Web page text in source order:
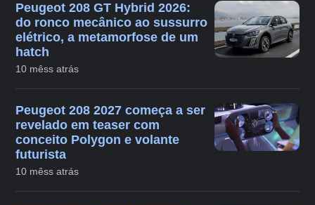
Peugeot 208 GT Hybrid 2026:
do ronco mecânico ao sussurro
elétrico, a metamorfose de um
hatch
10 mêss atrás
Peugeot 208 2027 começa a ser
revelado em teaser com
conceito Polygon e volante
futurista
10 mêss atrás